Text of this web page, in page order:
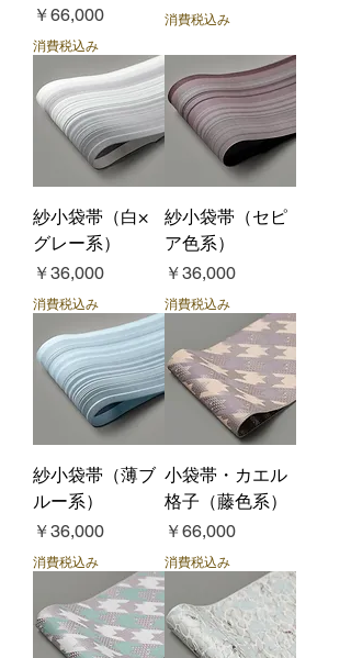
価格
￥66,000
消費税込み
消費税込み
紗小袋帯（白×
グレー系）
価格
￥36,000
消費税込み
紗小袋帯（セピ
ア色系）
価格
￥36,000
消費税込み
紗小袋帯（薄ブ
ルー系）
価格
￥36,000
消費税込み
小袋帯・カエル
格子（藤色系）
価格
￥66,000
消費税込み